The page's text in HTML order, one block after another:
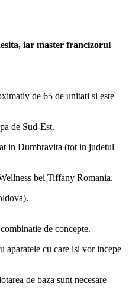
iar master francizorul
de 65 de unitati si este
de Sud-Est.
in Dumbravita (tot in judetul
bei Tiffany Romania.
de concepte.
aparatele cu care isi vor incepe
de baza sunt necesare